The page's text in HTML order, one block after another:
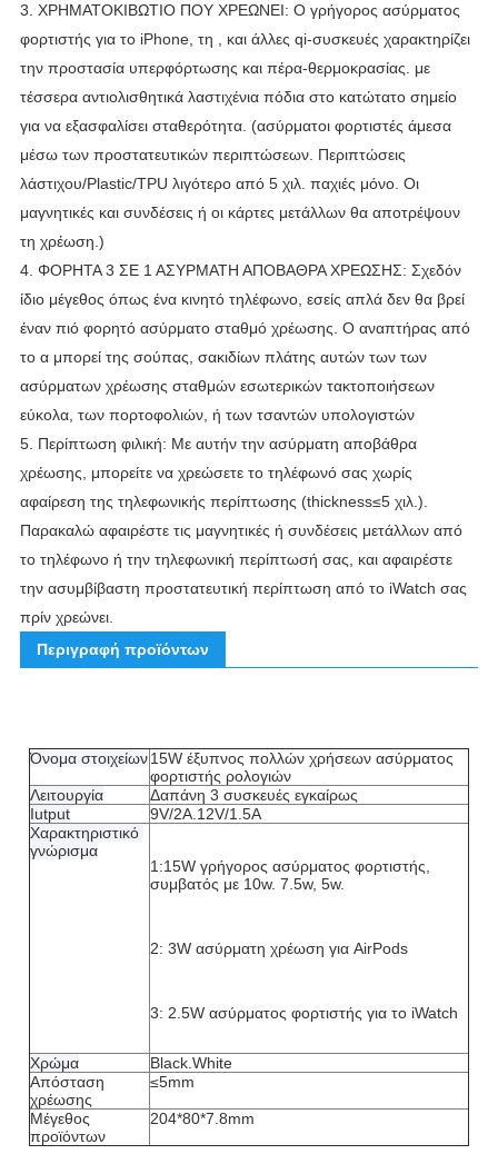
3. ΧΡΗΜΑΤΟΚΙΒΩΤΙΟ ΠΟΥ ΧΡΕΩΝΕΙ: Ο γρήγορος ασύρματος
φορτιστής για το iPhone, τη , και άλλες qi-συσκευές χαρακτηρίζει
την προστασία υπερφόρτωσης και πέρα-θερμοκρασίας. με
τέσσερα αντιολισθητικά λαστιχένια πόδια στο κατώτατο σημείο
για να εξασφαλίσει σταθερότητα. (ασύρματοι φορτιστές άμεσα
μέσω των προστατευτικών περιπτώσεων. Περιπτώσεις
λάστιχου/Plastic/TPU λιγότερο από 5 χιλ. παχιές μόνο. Οι
μαγνητικές και συνδέσεις ή οι κάρτες μετάλλων θα αποτρέψουν
τη χρέωση.)
4. ΦΟΡΗΤΑ 3 ΣΕ 1 ΑΣΥΡΜΑΤΗ ΑΠΟΒΑΘΡΑ ΧΡΕΩΣΗΣ: Σχεδόν
ίδιο μέγεθος όπως ένα κινητό τηλέφωνο, εσείς απλά δεν θα βρεί
έναν πιό φορητό ασύρματο σταθμό χρέωσης. Ο αναπτήρας από
το α μπορεί της σούπας, σακιδίων πλάτης αυτών των των
ασύρματων χρέωσης σταθμών εσωτερικών τακτοποιήσεων
εύκολα, των πορτοφολιών, ή των τσαντών υπολογιστών
5. Περίπτωση φιλική: Με αυτήν την ασύρματη αποβάθρα
χρέωσης, μπορείτε να χρεώσετε το τηλέφωνό σας χωρίς
αφαίρεση της τηλεφωνικής περίπτωσης (thickness≤5 χιλ.).
Παρακαλώ αφαιρέστε τις μαγνητικές ή συνδέσεις μετάλλων από
το τηλέφωνο ή την τηλεφωνική περίπτωσή σας, και αφαιρέστε
την ασυμβίβαστη προστατευτική περίπτωση από το iWatch σας
πρίν χρεώνει.
Περιγραφή προϊόντων
Όνομα στοιχείων15W έξυπνος πολλών χρήσεων ασύρματος
φορτιστής ρολογιών
Λειτουργία
Δαπάνη 3 συσκευές εγκαίρως
Iutput
9V/2A.12V/1.5A
Χαρακτηριστικό
γνώρισμα
1:15W γρήγορος ασύρματος φορτιστής,
συμβατός με 10w. 7.5w, 5w.
2: 3W ασύρματη χρέωση για AirPods
3: 2.5W ασύρματος φορτιστής για το iWatch
Χρώμα
Black.White
Απόσταση
χρέωσης
≤5mm
Μέγεθος
προϊόντων
204*80*7.8mm